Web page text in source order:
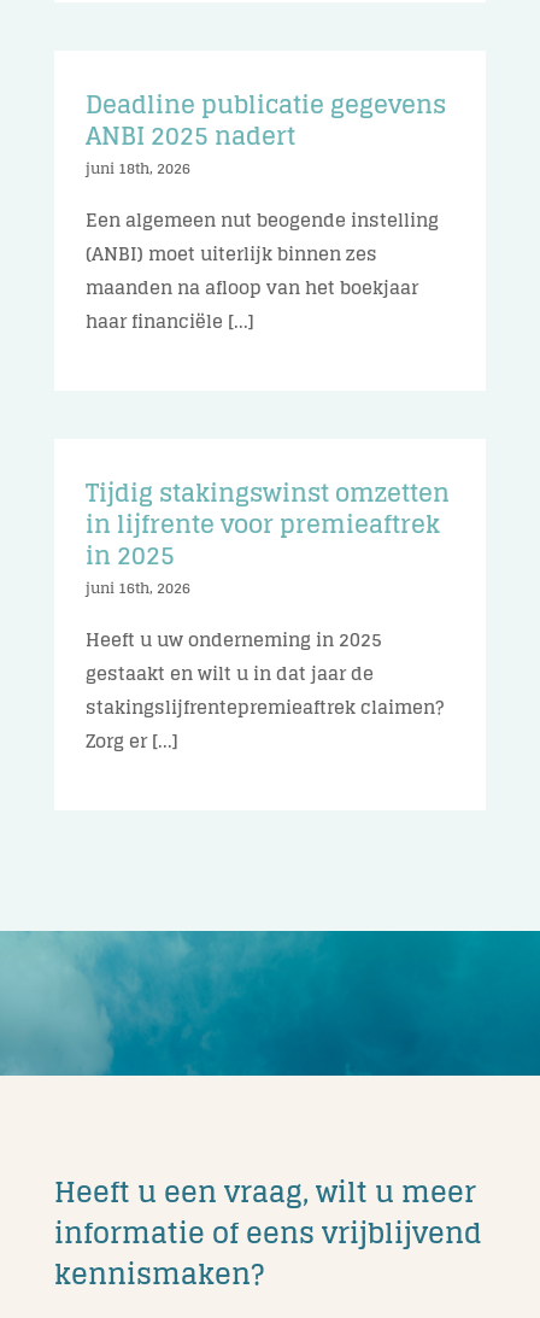
Deadline publicatie gegevens
ANBI 2025 nadert
juni 18th, 2026
Een algemeen nut beogende instelling
(ANBI) moet uiterlijk binnen zes
maanden na afloop van het boekjaar
haar financiële [...]
Tijdig stakingswinst omzetten
in lijfrente voor premieaftrek
in 2025
juni 16th, 2026
Heeft u uw onderneming in 2025
gestaakt en wilt u in dat jaar de
stakingslijfrentepremieaftrek claimen?
Zorg er [...]
Heeft u een vraag, wilt u meer
informatie of eens vrijblijvend
kennismaken?